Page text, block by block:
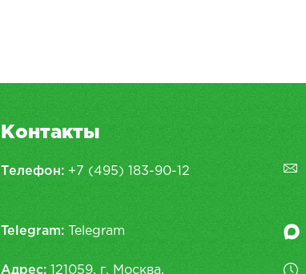
Контакты
Телефон: +7 (495) 183-90-12
Telegram: Telegram
Адрес: 121059, г. Москва,